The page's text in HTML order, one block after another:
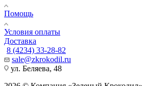
Помощь
Условия оплаты
Доставка
8 (4234) 33-28-82
sale@zkrokodil.ru
ул. Беляева, 48